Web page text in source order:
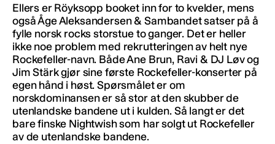
Ellers er Röyksopp booket inn for to kvelder, mens
også Åge Aleksandersen & Sambandet satser på å
fylle norsk rocks storstue to ganger. Det er heller
ikke noe problem med rekrutteringen av helt nye
Rockefeller-navn. Både Ane Brun, Ravi & DJ Løv og
Jim Stärk gjør sine første Rockefeller-konserter på
egen hånd i høst. Spørsmålet er om
norskdominansen er så stor at den skubber de
utenlandske bandene ut i kulden. Så langt er det
bare finske Nightwish som har solgt ut Rockefeller
av de utenlandske bandene.